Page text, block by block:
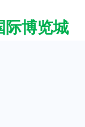
际博览城